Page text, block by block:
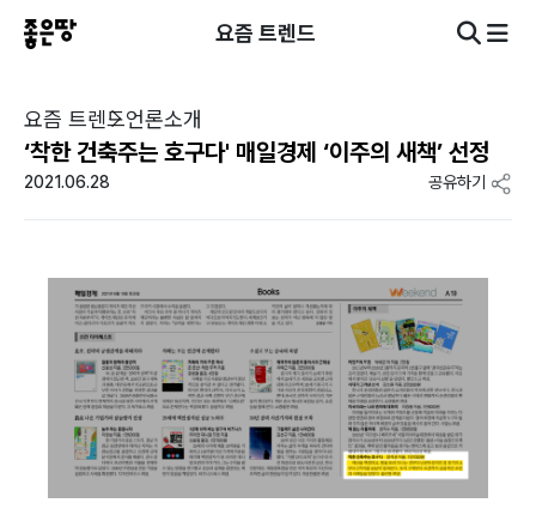
요즘 트렌드
요즘 트렌드언론소개
‘착한 건축주는 호구다' 매일경제 ‘이주의 새책’ 선정
2021.06.28 공유하기